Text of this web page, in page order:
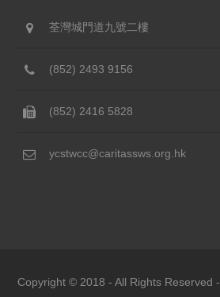
荃灣城門道九號二樓
(852) 2493 9156
(852) 2416 5828
ycstwcc@caritassws.org.hk
Copyright © 2018 - All Rights Reserved -